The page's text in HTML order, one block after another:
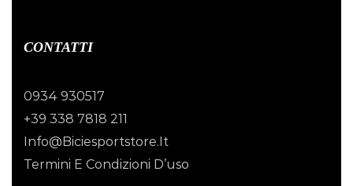
CONTATTI
0934 930517
+39 338 7818 211
Info@biciesportstore.it
Termini E Condizioni D’uso